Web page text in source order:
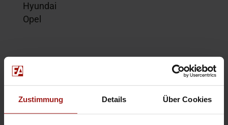
Zustimmung Details Über Cookies
Hyundai
Opel
Kontakt
Probefahrt
Service-Termin